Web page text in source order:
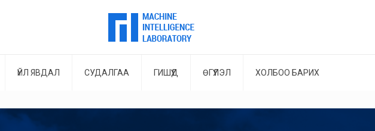
ҮЙЛ ЯВДАЛ СУДАЛГАА ГИШҮҮД ӨГҮҮЛЭЛ ХОЛБОО БАРИХ